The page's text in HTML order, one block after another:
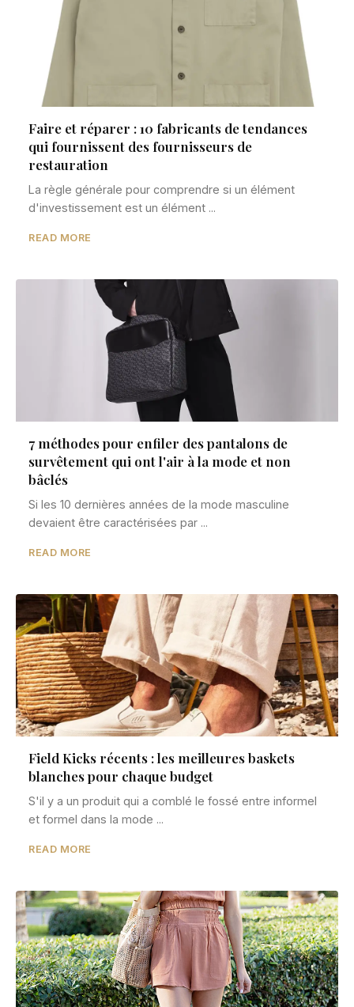
Faire et réparer : 10 fabricants de tendances
qui fournissent des fournisseurs de
restauration
La règle générale pour comprendre si un élément
d'investissement est un élément ...
READ MORE
7 méthodes pour enfiler des pantalons de
survêtement qui ont l'air à la mode et non
bâclés
Si les 10 dernières années de la mode masculine
devaient être caractérisées par ...
READ MORE
Field Kicks récents : les meilleures baskets
blanches pour chaque budget
S'il y a un produit qui a comblé le fossé entre informel
et formel dans la mode ...
READ MORE